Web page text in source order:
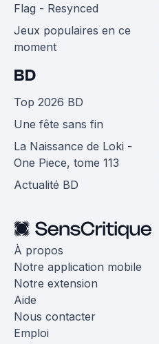
Flag - Resynced
Jeux populaires en ce
moment
BD
Top 2026 BD
Une fête sans fin
La Naissance de Loki -
One Piece, tome 113
Actualité BD
À propos
Notre application mobile
Notre extension
Aide
Nous contacter
Emploi